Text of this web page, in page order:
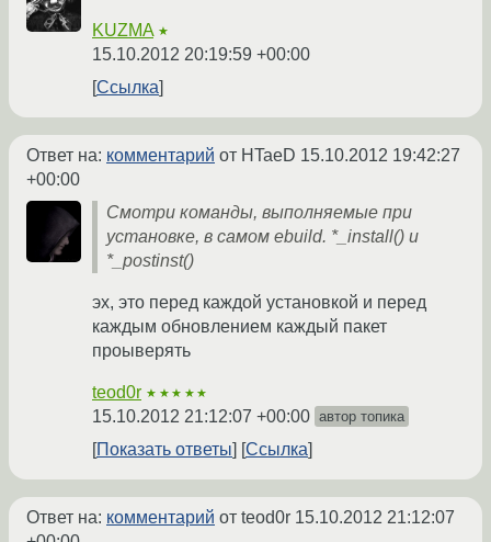
KUZMA ★
15.10.2012 20:19:59 +00:00
Ссылка
Ответ на: комментарий от HTaeD 15.10.2012 19:42:27
+00:00
Смотри команды, выполняемые при
установке, в самом ebuild. *_install() и
*_postinst()
эх, это перед каждой установкой и перед
каждым обновлением каждый пакет
проыверять
teod0r ★★★★★
15.10.2012 21:12:07 +00:00 автор топика
Показать ответы Ссылка
Ответ на: комментарий от teod0r 15.10.2012 21:12:07